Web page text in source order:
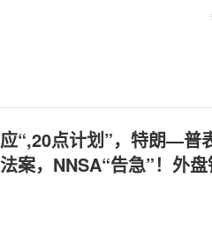
“,20点计划”，特朗—普
案，NNSA“告急”！外